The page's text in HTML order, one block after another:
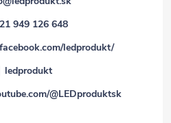
949 126 648
ledprodukt/
ledprodukt
@LEDproduktsk